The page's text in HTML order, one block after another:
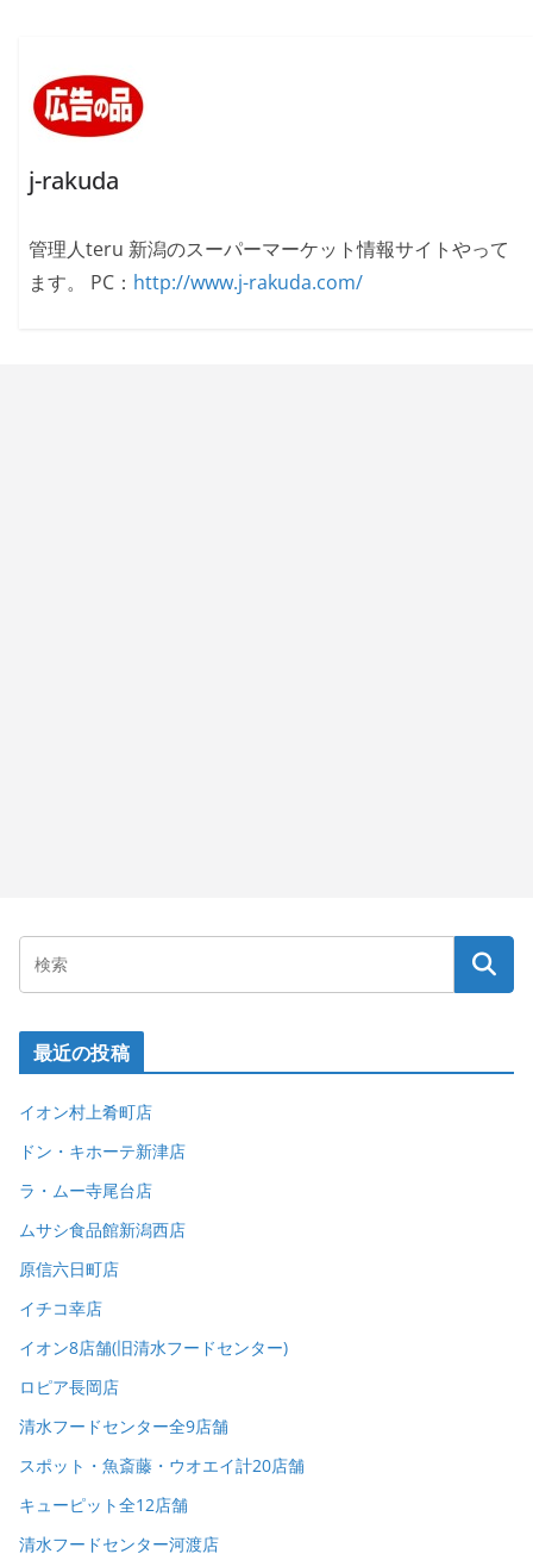
j-rakuda
管理人teru 新潟のスーパーマーケット情報サイトやって
ます。 PC： http://www.j-rakuda.com/
最近の投稿
イオン村上肴町店
ドン・キホーテ新津店
ラ・ムー寺尾台店
ムサシ食品館新潟西店
原信六日町店
イチコ幸店
イオン8店舗(旧清水フードセンター)
ロピア長岡店
清水フードセンター全9店舗
スポット・魚斎藤・ウオエイ計20店舗
キューピット全12店舗
清水フードセンター河渡店